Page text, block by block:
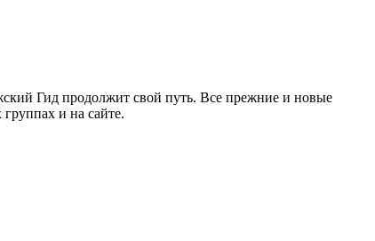
Гид продолжит свой путь. Все прежние и новые
и на сайте.